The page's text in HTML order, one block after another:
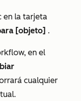
en la tarjeta
[objeto] .
en el
cualquier